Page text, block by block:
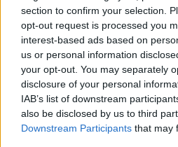
section to confirm your selection.
opt-out request is processed you
interest-based ads based on
us or personal information
your opt-out. You may separately
disclosure of your personal
IAB’s list of downstream
also be disclosed by us to third
Downstream Participants that may
komanda įrodė, kad yra
medalių. Lemiamose
pamatyti viso mūsų šio
Momentais parodom,
atakuoti, taikliai mesti,
momentais galim daryti